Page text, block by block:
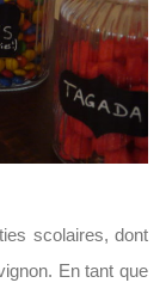
scolaires, dont
En tant que